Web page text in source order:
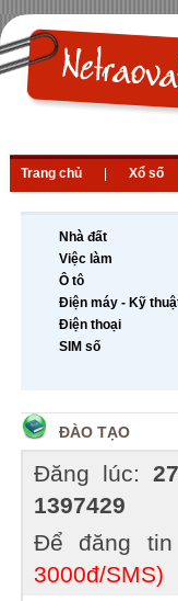
Trang chủ Xổ số
Nhà đất
Việc làm
Ô tô
Điện máy - Kỹ
Điện thoại
SIM số
ĐÀO TẠO
Đăng lúc:
1397429
Để đăng
3000đ/SMS)